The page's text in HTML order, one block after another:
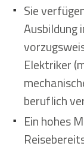
Sie
Ausbildung
Elektriker
beruflich
Ein hohes